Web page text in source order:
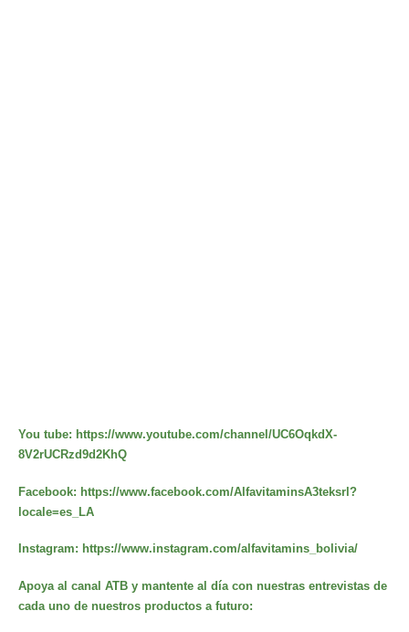
You tube: https://www.youtube.com/channel/UC6OqkdX-
8V2rUCRzd9d2KhQ
Facebook: https://www.facebook.com/AlfavitaminsA3teksrl?
locale=es_LA
Instagram: https://www.instagram.com/alfavitamins_bolivia/
Apoya al canal ATB y mantente al día con nuestras entrevistas de
cada uno de nuestros productos a futuro: